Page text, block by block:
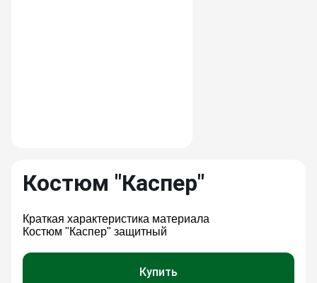
Костюм "Каспер"
Краткая характеристика материала
Костюм "Каспер" защитный
Купить